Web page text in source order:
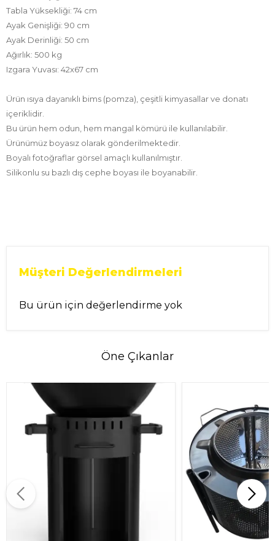
Tabla Yüksekliği: 74 cm
Ayak Genişliği: 90 cm
Ayak Derinliği: 50 cm
Ağırlık: 500 kg
Izgara Yuvası: 42x67 cm
Ürün ısıya dayanıklı bims (pomza), çeşitli kimyasallar ve donatı
içeriklidir.
Bu ürün hem odun, hem mangal kömürü ile kullanılabilir.
Ürünümüz boyasız olarak gönderilmektedir.
Boyalı fotoğraflar görsel amaçlı kullanılmıştır.
Silikonlu su bazlı dış cephe boyası ile boyanabilir.
Müşteri Değerlendirmeleri
Bu ürün için değerlendirme yok
Öne Çıkanlar